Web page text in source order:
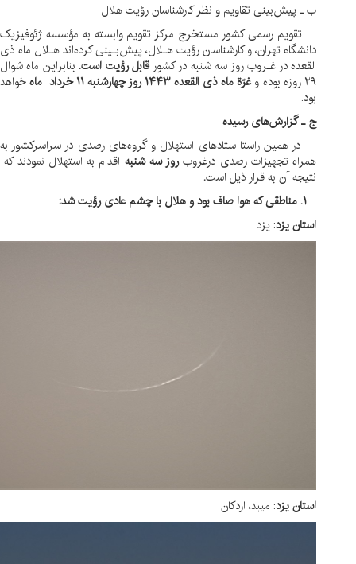
ـ پیش‌بینی تقاویم و نظر کارشناسان رؤیت هلال
رسمی کشور مستخرج مرکز تقویم وابسته به مؤسسه ژئوفیزیک
تهران، و کارشناسان رؤیت هـلال، پیش‌بـینی کرده‌اند هـلال ماه ذی
در غـروب روز سه شنبه در کشورقابل رؤیتاست.بنابراین ماه شوال
غرّة ماه ذی القعده ۱۴۴۳ روز چهارشنبه ۱۱ خرداد ماه
خواهد
ـ گزارش‌های رسیده
همین راستا ستادهای استهلال و گروه‌های رصدی در سراسرکشور به
تجهیزات رصدی درغروب روز سه شنبهاقدام به استهلال نمودند که
آن به قرار ذیل است.
: یزد
: میبد، اردکان